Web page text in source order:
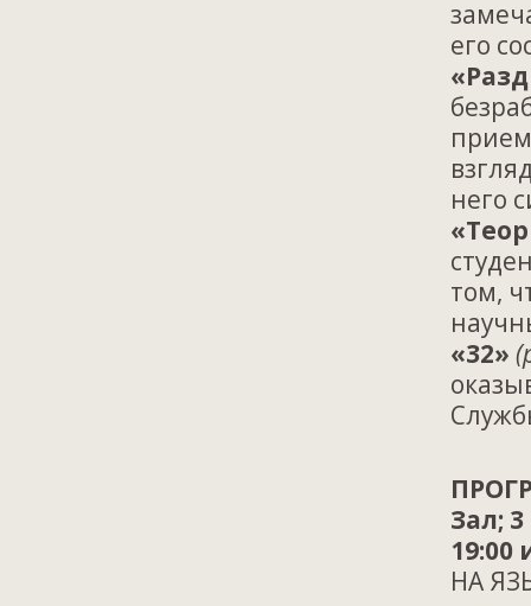
его
него
том,
«32»
Зал;
19:00
НА